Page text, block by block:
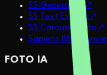
SS Generative ↗
SS Text Extract↗
SS Carousel Auto ↗
Sapiens IMG
FOTO IA